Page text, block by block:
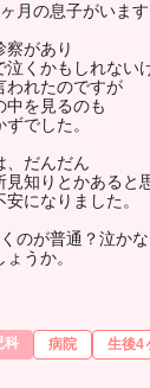
月の息子がいます
察があり
泣くかもしれない
われたのですが
中を見るのも
でした。
、だんだん
見知りとかあると
になりました。
のが普通？泣か
うか。
科 病院 生後4